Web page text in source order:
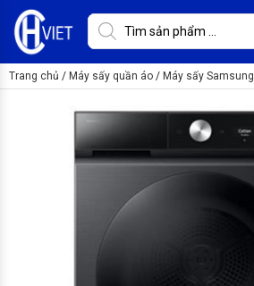
Trang chủ / Máy sấy quần áo / Máy sấy Samsung